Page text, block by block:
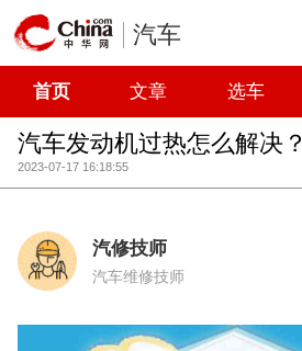
汽车
首页 文章 选车
汽车发动机过热怎么解决？
2023-07-17 16:18:55
汽修技师
汽车维修技师